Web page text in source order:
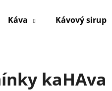
Káva Kávový sirup
kaHAva